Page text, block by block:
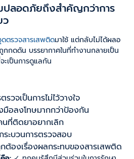
ปลอดภัยถึงสำคัญกว่าการ
ว
ตรวจสารเสพติดมาใช้ แต่กลับไม่ได้ผลอ
กดดัน บรรยากาศในที่ทำงานกลายเป็น
ะเป็นการดูแลกัน
วจเป็นการไม่ไว้วางใจ
มือลงโทษมากกว่าป้องกัน
นที่ติดยาอยากเลิก
ระบวนการตรวจสอบ
ต้องเรื่องผลกระทบของสารเสพติด